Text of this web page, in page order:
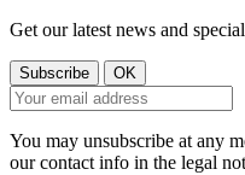
Get our latest news and
You may unsubscribe at any
our contact info in the legal